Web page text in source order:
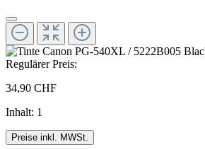
Regulärer Preis:
34,90 CHF
Inhalt: 1
Preise inkl. MWSt.